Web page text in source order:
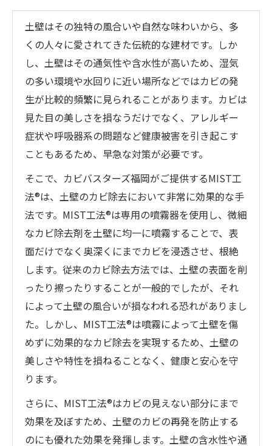
土壁はその独特の風合いや自然な味わいから、多
くの人々に愛されてきた伝統的な建材です。しか
し、土壁はその通気性や含水性が高いため、湿気
の多い環境や水回りに近い場所などではカビの発
生が比較的頻繁に見られることがあります。カビは
見た目の美しさを損なうだけでなく、アレルギー
症状や呼吸器系の問題など健康被害を引き起こす
こともあるため、早急な対策が必要です。
そこで、カビバスターズ福岡がご提供するMIST工
法®は、土壁のカビ除去において非常に効果的な手
法です。MIST工法®は専用の噴霧器を使用し、微細
なカビ除去剤を土壁に均一に噴霧することで、表
面だけでなく奥深くにまでカビを浸透させ、根絶
します。従来のカビ除去方法では、土壁の表面を削
ったり擦ったりすることが一般的でしたが、それ
によって土壁の風合いが損なわれる恐れがありまし
た。しかし、MIST工法®は噴霧によって土壁を傷
めずに効果的なカビ除去を実現するため、土壁の
美しさや特性を損ねることなく、健康と安心を守
ります。
さらに、MIST工法®はカビの見えない部分にまで
効果を及ぼすため、土壁のカビの再発を防止する
のにも優れた効果を発揮します。土壁の含水性や通